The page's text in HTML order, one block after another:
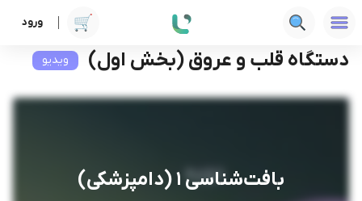
ورود دوره ها علوم پزشکی دستگاه قلب و عروق (بخش اول)
دستگاه قلب و عروق (بخش اول) ویدیو
بافت‌شناسی 1 (دامپزشکی)